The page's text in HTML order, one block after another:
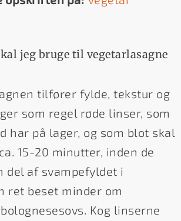
jeg bruge til vegetarlasagne
tilfører fylde, tekstur og
som regel røde linser, som
har på lager, og som blot skal
15-20 minutter, inden de
del af svampefyldet i
ret beset minder om
Kog linserne